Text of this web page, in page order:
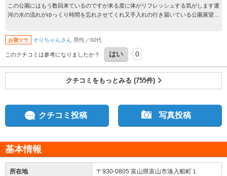
この公園にはもう数回来ているのですが来る度に体がリフレッシュする気がします運
河の水の流れがゆっくり時間を忘れさせてくれ又手入れの行き届いている公園展望台
お宿ツウ そりちゃんさん 男性／60代
このクチコミは参考になりましたか？ はい 0
クチコミをもっとみる (755件)
クチコミ投稿 写真投稿
基本情報
所在地
〒930-0805 富山県富山市湊入船町１